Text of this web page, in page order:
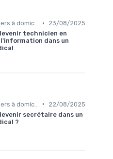
Soins infirmiers à domicile •
23/08/2025
technicien en
dans un
•
22/08/2025
secrétaire dans un
?